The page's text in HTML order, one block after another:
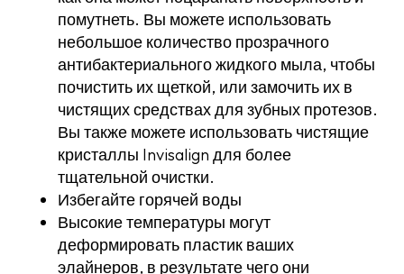
помутнеть. Вы можете использовать
небольшое количество прозрачного
антибактериального жидкого мыла, чтобы
почистить их щеткой, или замочить их в
чистящих средствах для зубных протезов.
Вы также можете использовать чистящие
кристаллы Invisalign для более
тщательной очистки.
Избегайте горячей воды
Высокие температуры могут
деформировать пластик ваших
элайнеров, в результате чего они